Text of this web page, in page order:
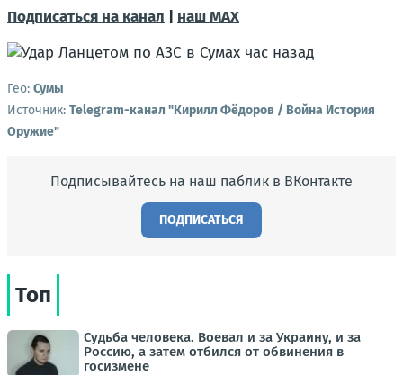
Подписаться на канал | наш МАХ
Гео: Сумы
Источник: Telegram-канал "Кирилл Фёдоров / Война История
Оружие"
Подписывайтесь на наш паблик в ВКонтакте
ПОДПИСАТЬСЯ
Топ
Судьба человека. Воевал и за Украину, и за
Россию, а затем отбился от обвинения в
госизмене